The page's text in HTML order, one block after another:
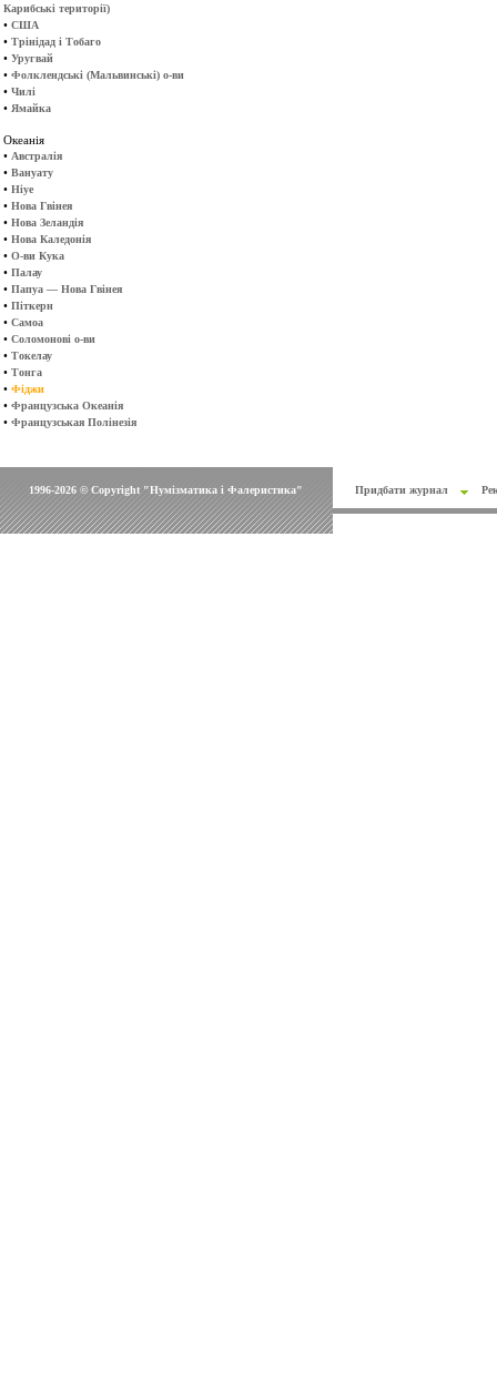
Карибські території)
• США
• Трінідад і Тобаго
• Уругвай
• Фолклендські (Мальвинські) о-ви
• Чилі
• Ямайка
Океанія
• Австралія
• Вануату
• Ніуе
• Нова Гвінея
• Нова Зеландія
• Нова Каледонія
• О-ви Кука
• Палау
• Папуа — Нова Гвінея
• Піткерн
• Самоа
• Соломонові о-ви
• Токелау
• Тонга
• Фіджи
• Французська Океанія
• Французськая Полінезія
1996-2026 © Copyright "Нумізматика і Фалеристика" Придбати журнал